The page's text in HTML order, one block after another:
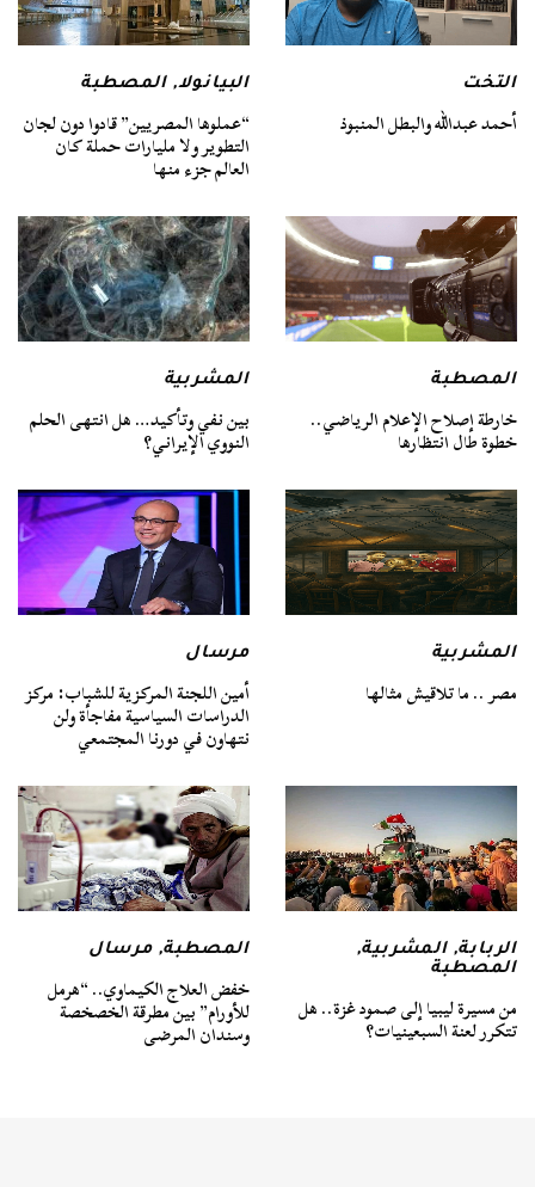
التخت
أحمد عبدالله والبطل المنبوذ
البيانولا,المصطبة
“عملوها المصريين” قادوا دون لجان
التطوير ولا مليارات حملة كان
العالم جزء منها
المصطبة
خارطة إصلاح الإعلام الرياضي..
خطوة طال انتظارها
المشربية
بين نفي وتأكيد… هل انتهى الحلم
النووي الإيراني؟
المشربية
مصر .. ما تلاقيش مثالها
مرسال
أمين اللجنة المركزية للشباب: مركز
الدراسات السياسية مفاجأة ولن
نتهاون في دورنا المجتمعي
الربابة,المشربية,
المصطبة
من مسيرة ليبيا إلى صمود غزة.. هل
تتكرر لعنة السبعينيات؟
المصطبة,مرسال
خفض العلاج الكيماوي.. “هرمل
للأورام” بين مطرقة الخصخصة
وسندان المرضى